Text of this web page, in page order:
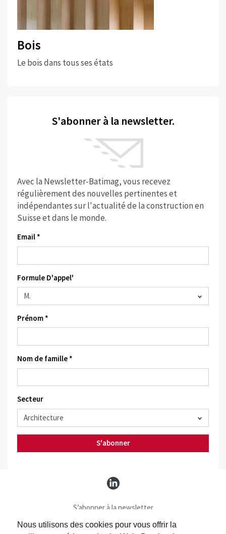
Nous utilisons des cookies pour vous offrir la
Bois
Le bois dans tous ses états
S'abonner à la newsletter.
Avec la Newsletter-Batimag, vous recevez
régulièrement des nouvelles pertinentes et
indépendantes sur l'actualité de la construction en
Suisse et dans le monde.
Email *
Formule D'appel'
Prénom *
Nom de famille *
Secteur
S'abonner
S’abonner à la newsletter
S’abonner Batimag